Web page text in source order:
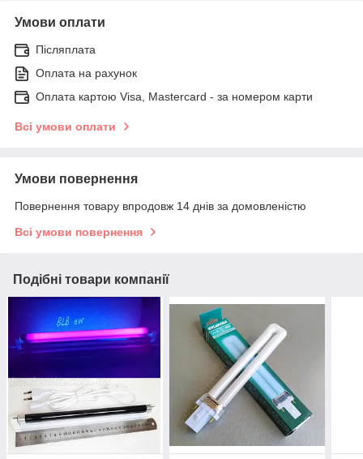
Умови оплати
Післяплата
Оплата на рахунок
Оплата картою Visa, Mastercard - за номером карти
Всі умови оплати
Умови повернення
Повернення товару впродовж 14 днів за домовленістю
Всі умови повернення
Подібні товари компанії